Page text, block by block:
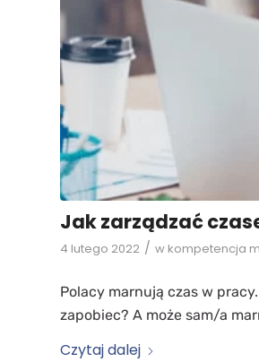
Jak zarządzać
4 lutego 2022 / w kompetencja
Polacy marnują czas w
zapobiec? A może sam/a
Czytaj dalej